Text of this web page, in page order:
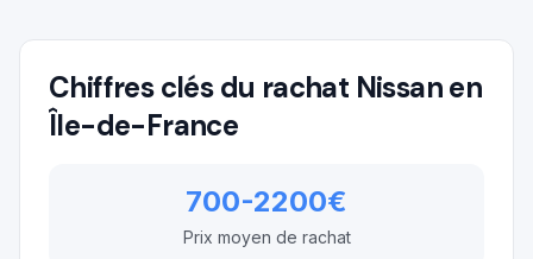
Chiffres clés du rachat Nissanen
Île-de-France
700-2200€
Prix moyen de rachat